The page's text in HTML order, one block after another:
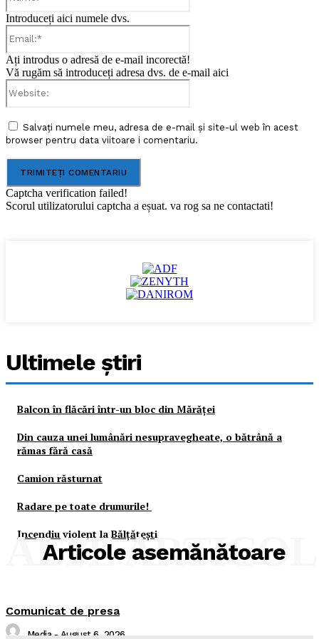
Introduceți aici numele dvs.
Ați introdus o adresă de e-mail incorectă!
Vă rugăm să introduceți adresa dvs. de e-mail aici
Salvați numele meu, adresa de e-mail și site-ul web în acest
browser pentru data viitoare i comentariu.
Captcha verification failed!
Scorul utilizatorului captcha a eșuat. va rog sa ne contactati!
Ultimele ştiri
Balcon în flăcări într-un bloc din Mărăţei
Din cauza unei lumânări nesupravegheate, o bătrână a
rămas fără casă
Camion răsturnat
Radare pe toate drumurile!
Incendiu violent la Bălţăteşti
Articole asemănătoare
ALTE
Comunicat de presa
Media - August 6, 2026